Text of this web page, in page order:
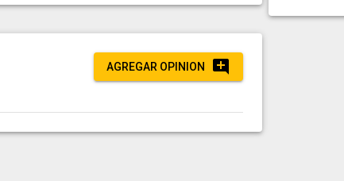
AGREGAR OPINION